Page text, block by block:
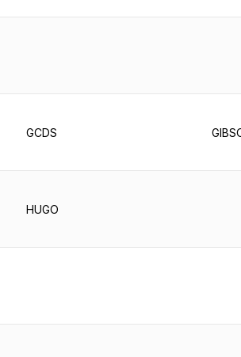
GCDS
HUGO